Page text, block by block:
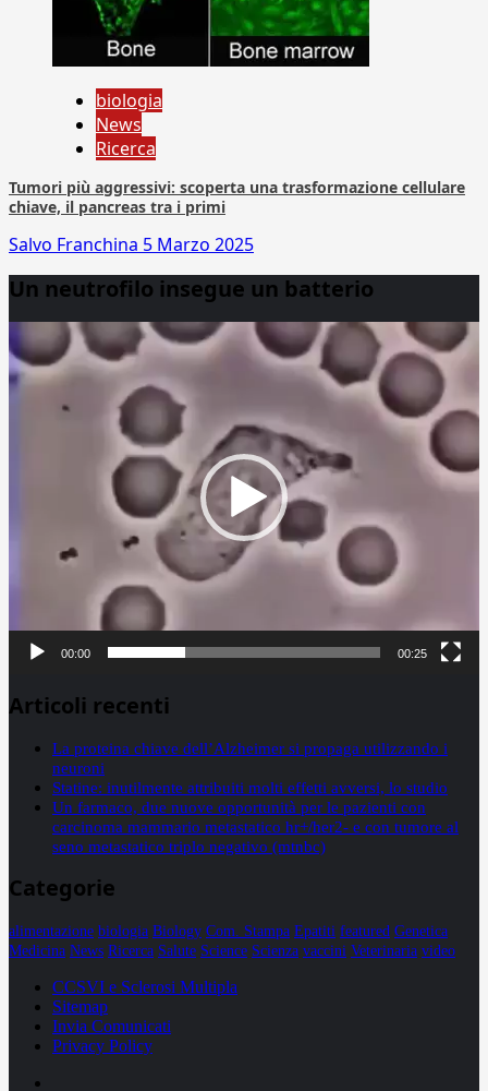
biologia
News
Ricerca
Tumori più aggressivi: scoperta una trasformazione cellulare
chiave, il pancreas tra i primi
Salvo Franchina 5 Marzo 2025
Un neutrofilo insegue un batterio
Player
00:00 00:25
Articoli recenti
La proteina chiave dell’Alzheimer si propaga utilizzando i
neuroni
Statine: inutilmente attribuiti molti effetti avversi, lo studio
Un farmaco, due nuove opportunità per le pazienti con
carcinoma mammario metastatico hr+/her2- e con tumore al
seno metastatico triplo negativo (mtnbc)
Categorie
alimentazione biologia Biology Com. Stampa Epatiti featured Genetica
Medicina News Ricerca Salute Science Scienza vaccini Veterinaria video
CCSVI e Sclerosi Multipla
Sitemap
Invia Comunicati
Privacy Policy